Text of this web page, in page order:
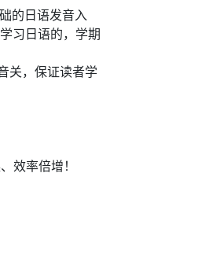
的日语发音入
习日语的，学期
关，保证读者学
效率倍增！